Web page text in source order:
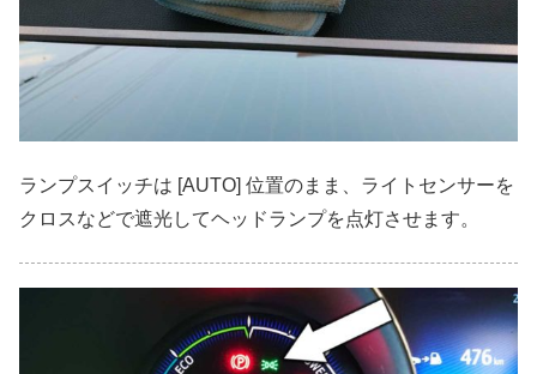
ランプスイッチは [AUTO] 位置のまま、ライトセンサーを
クロスなどで遮光してヘッドランプを点灯させます。